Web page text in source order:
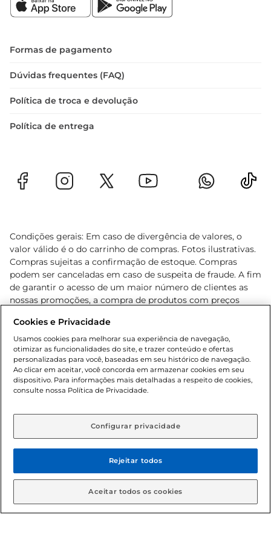
Para melhores resultados, recomendase o uso
Aplique uma quantidade generosa nos fios,
produto seja distribuído uniformemente. Deixe
tratamento ainda mais profundo, utilize em
Formas de pagamento
Dúvidas frequentes (FAQ)
Política de troca e devolução
Política de entrega
Condições gerais: Em caso de divergência de valores, o
valor válido é o do carrinho de compras. Fotos ilustrativas.
Compras sujeitas a confirmação de estoque. Compras
podem ser canceladas em caso de suspeita de fraude. A fim
de garantir o acesso de um maior número de clientes as
nossas promoções, a compra de produtos com preços
cliente. Os preços, ofertas e condições são exclusivos para
o e-commerce e válidos durante o dia de hoje, podendo
sofrer alterações sem prévia notificação. Proibida a venda
de bebidas alcoólicas para menores de 18 anos, conforme
Lei n.º 8069/90, art. 81, inciso II (Estatuto da Criança e do
Adolescente). Preços e condições exclusivos para o
aviso prévio. O valor mínimo para as compras on-line é de
© 2026 Copyright. Todos os direitos
reservados Gbarbosa.
Cookies e Privacidade
Usamos cookies para melhorar sua experiência de navegação,
otimizar as funcionalidades do site, e trazer conteúdo e ofertas
personalizadas para você, baseadas em seu histórico de navegação.
Ao clicar em aceitar, você concorda em armazenar cookies em seu
dispositivo. Para informações mais detalhadas a respeito de cookies,
consulte nossa Política de Privacidade.
Configurar privacidade
Rejeitar todos
Aceitar todos os cookies